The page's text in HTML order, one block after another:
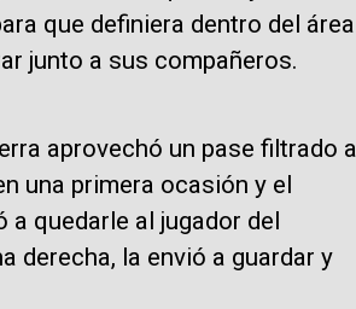
que definiera dentro del área
junto a sus compañeros.
aprovechó un pase filtrado a
una primera ocasión y el
quedarle al jugador del
derecha, la envió a guardar y